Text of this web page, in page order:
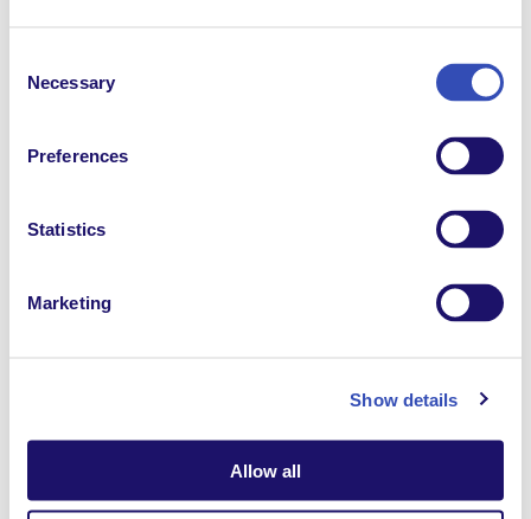
Selection
Necessary
Preferences
Statistics
Marketing
Show details
Allow all
L’objectif du projet est de combattre la discrimination